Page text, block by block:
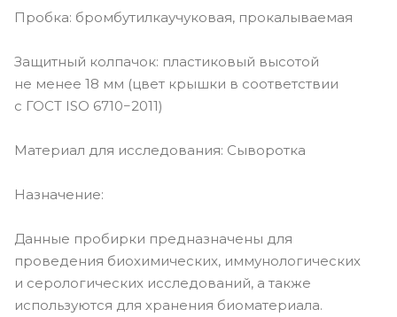
Пробка: бромбутилкаучуковая, прокалываемая
Защитный колпачок: пластиковый высотой
не менее 18 мм (цвет крышки в соответствии
с ГОСТ ISO 6710−2011)
Материал для исследования: Сыворотка
Назначение:
Данные пробирки предназначены для
проведения биохимических, иммунологических
и серологических исследований, а также
используются для хранения биоматериала.